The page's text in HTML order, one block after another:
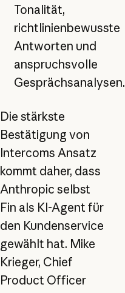
Tonalität,
richtlinienbewusste
Antworten und
anspruchsvolle
Gesprächsanalysen.
Die stärkste
Bestätigung von
Intercoms Ansatz
kommt daher, dass
Anthropic selbst
Fin als KI-Agent für
den Kundenservice
gewählt hat. Mike
Krieger, Chief
Product Officer